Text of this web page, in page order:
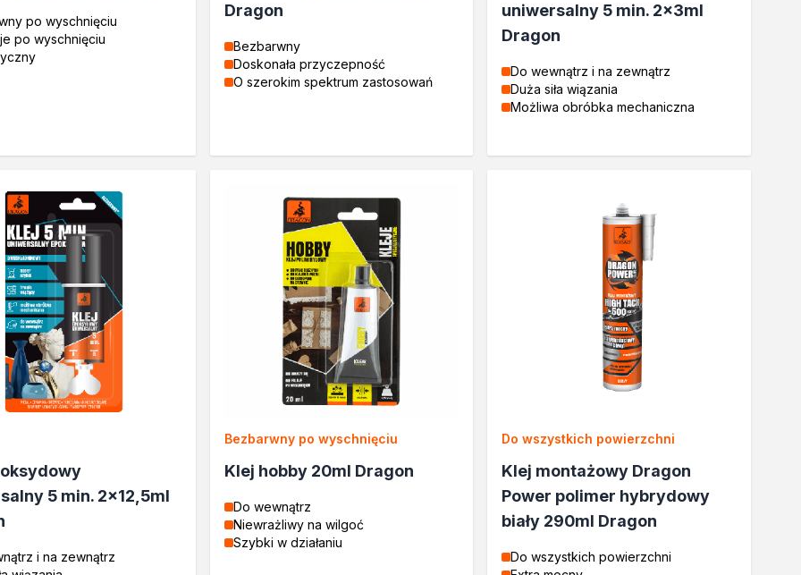
po wyschnięciu
po wyschnięciu
Dragon
Bezbarwny
Doskonała przyczepność
O szerokim spektrum zastosowań
uniwersalny 5 min. 2x3ml
Dragon
Do wewnątrz i na zewnątrz
Duża siła wiązania
Możliwa obróbka mechaniczna
5 min. 2x12,5ml
i na zewnątrz
Bezbarwny po wyschnięciu
Klej hobby 20ml Dragon
Do wewnątrz
Niewrażliwy na wilgoć
Szybki w działaniu
Do wszystkich powierzchni
Klej montażowy Dragon
Power polimer hybrydowy
biały 290ml Dragon
Do wszystkich powierzchni